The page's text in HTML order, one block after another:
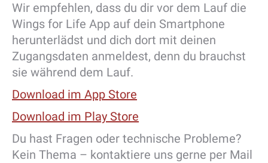
Wir empfehlen, dass du dir vor dem Lauf die
Wings for Life App auf dein Smartphone
herunterlädst und dich dort mit deinen
Zugangsdaten anmeldest, denn du brauchst
sie während dem Lauf.
Download im App Store
Download im Play Store
Du hast Fragen oder technische Probleme?
Kein Thema – kontaktiere uns gerne per Mail